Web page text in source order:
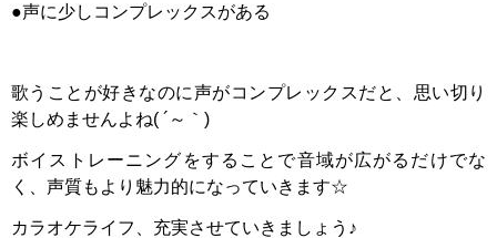
●声に少しコンプレックスがある
歌うことが好きなのに声がコンプレックスだと、思い切り
楽しめませんよね( ´～｀)
ボイストレーニングをすることで音域が広がるだけでな
く、声質もより魅力的になっていきます☆
カラオケライフ、充実させていきましょう♪